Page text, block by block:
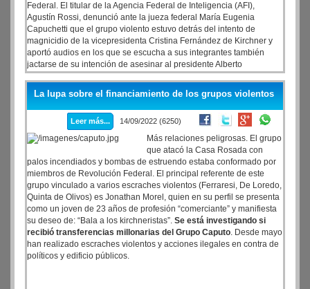
Federal. El titular de la Agencia Federal de Inteligencia (AFI),
Agustín Rossi, denunció ante la jueza federal María Eugenia
Capuchetti que el grupo violento estuvo detrás del intento de
magnicidio de la vicepresidenta Cristina Fernández de Kirchner y
aportó audios en los que se escucha a sus integrantes también
jactarse de su intención de asesinar al presidente Alberto
Fernández y al diputado Máximo Kirchner.
La lupa sobre el financiamiento de los grupos violentos
Leer más... 14/09/2022 (6250)
Más relaciones peligrosas. El grupo
que atacó la Casa Rosada con
palos incendiados y bombas de estruendo estaba conformado por
miembros de Revolución Federal. El principal referente de este
grupo vinculado a varios escraches violentos (Ferraresi, De Loredo,
Quinta de Olivos) es Jonathan Morel, quien en su perfil se presenta
como un joven de 23 años de profesión “comerciante” y manifiesta
su deseo de: “Bala a los kirchneristas”. Se está investigando si
recibió transferencias millonarias del Grupo Caputo. Desde mayo
han realizado escraches violentos y acciones ilegales en contra de
políticos y edificio públicos.